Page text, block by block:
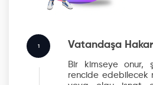
1 Vatandaşa
Bir kimseye onur,
rencide edebilecek